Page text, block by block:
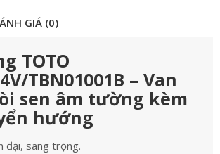
GIÁ (0)
TOTO
TBN01001B – Van
sen âm tường kèm
hướng
đại, sang trọng.